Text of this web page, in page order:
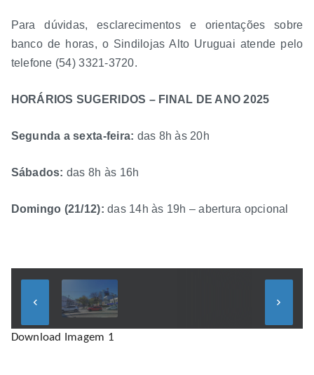
Para dúvidas, esclarecimentos e orientações sobre
banco de horas, o Sindilojas Alto Uruguai atende pelo
telefone (54) 3321-3720.
HORÁRIOS SUGERIDOS – FINAL DE ANO 2025
Segunda a sexta-feira: das 8h às 20h
Sábados: das 8h às 16h
Domingo (21/12): das 14h às 19h – abertura opcional
keyboard_arrow_left keyboard_arrow_right
Download Imagem 1